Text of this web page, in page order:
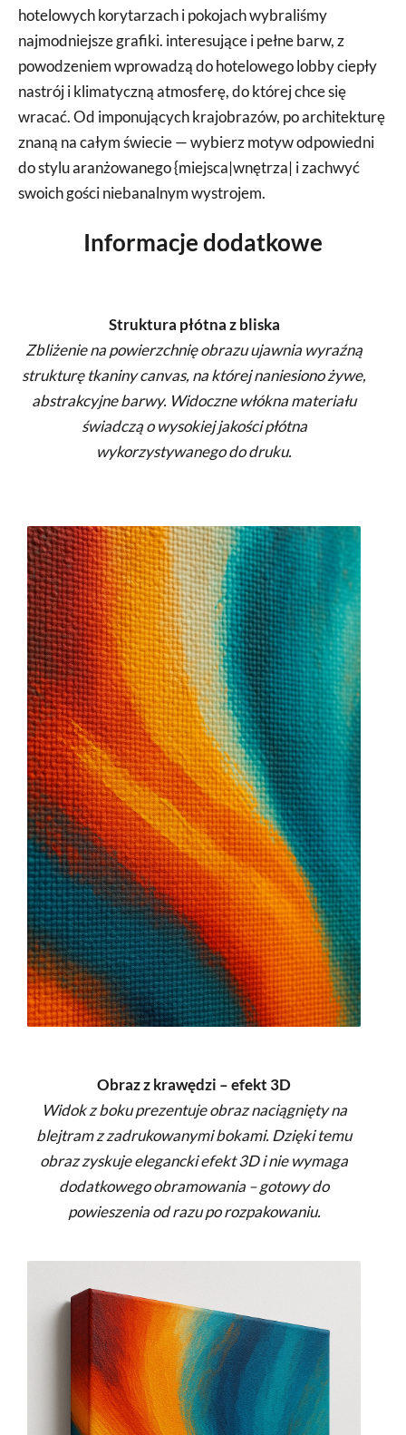
hotelowych korytarzach i pokojach wybraliśmy
najmodniejsze grafiki. interesujące i pełne barw, z
powodzeniem wprowadzą do hotelowego lobby ciepły
nastrój i klimatyczną atmosferę, do której chce się
wracać. Od imponujących krajobrazów, po architekturę
znaną na całym świecie — wybierz motyw odpowiedni
do stylu aranżowanego {miejsca|wnętrza| i zachwyć
swoich gości niebanalnym wystrojem.
Informacje dodatkowe
Struktura płótna z bliska
Zbliżenie na powierzchnię obrazu ujawnia wyraźną
strukturę tkaniny canvas, na której naniesiono żywe,
abstrakcyjne barwy. Widoczne włókna materiału
świadczą o wysokiej jakości płótna
wykorzystywanego do druku.
Obraz z krawędzi – efekt 3D
Widok z boku prezentuje obraz naciągnięty na
blejtram z zadrukowanymi bokami. Dzięki temu
obraz zyskuje elegancki efekt 3D i nie wymaga
dodatkowego obramowania – gotowy do
powieszenia od razu po rozpakowaniu.